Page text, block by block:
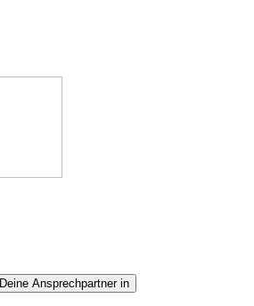
Deine Ansprechpartner in